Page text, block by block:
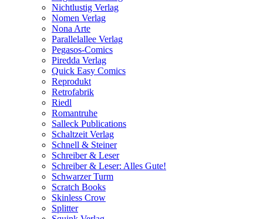
Nichtlustig Verlag
Nomen Verlag
Nona Arte
Parallelallee Verlag
Pegasos-Comics
Piredda Verlag
Quick Easy Comics
Reprodukt
Retrofabrik
Riedl
Romantruhe
Salleck Publications
Schaltzeit Verlag
Schnell & Steiner
Schreiber & Leser
Schreiber & Leser: Alles Gute!
Schwarzer Turm
Scratch Books
Skinless Crow
Splitter